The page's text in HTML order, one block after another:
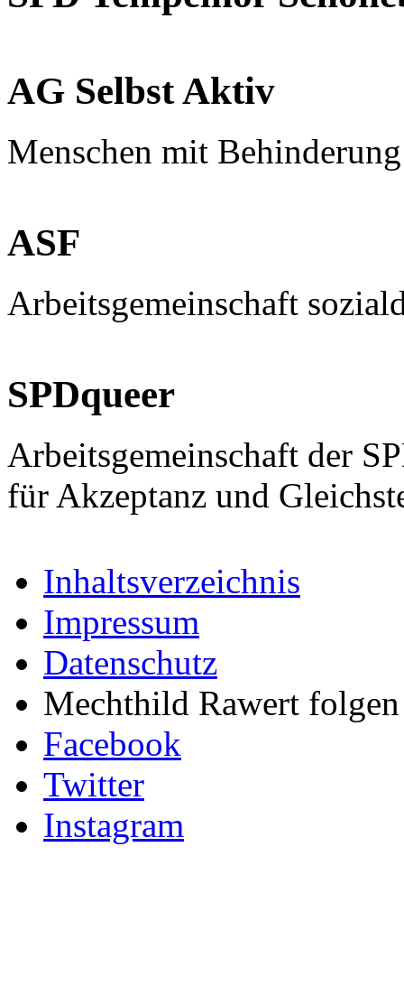
AG Selbst Aktiv
Menschen mit
ASF
Arbeitsgemeinschaft
SPDqueer
Arbeitsgemeinschaft der
für Akzeptanz und
Inhaltsverzeichnis
Impressum
Datenschutz
Mechthild Rawert
Facebook
Twitter
Instagram